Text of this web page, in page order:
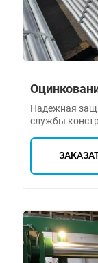
Надежная
службы